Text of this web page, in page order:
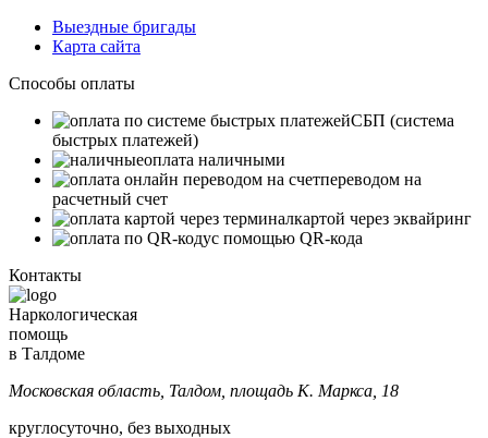
Выездные бригады
Карта сайта
Способы оплаты
СБП (система
быстрых платежей)
оплата наличными
переводом на
расчетный счет
картой через эквайринг
с помощью QR-кода
Контакты
Наркологическая
помощь
в Талдоме
Московская область, Талдом, площадь К. Маркса, 18
круглосуточно, без выходных